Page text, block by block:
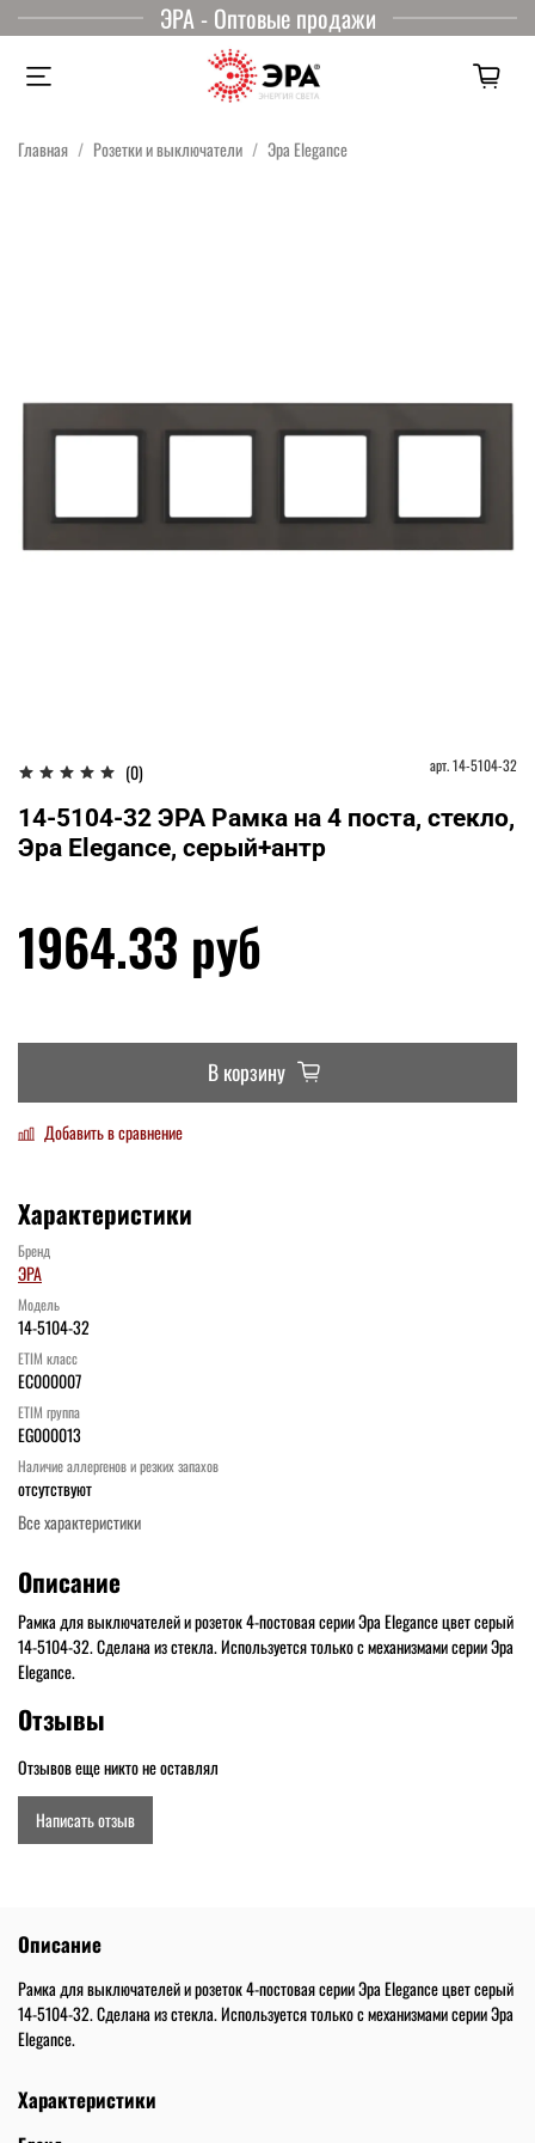
ЭРА - Оптовые продажи
Главная Розетки и выключатели Эра Elegance
(0) арт.14-5104-32
14-5104-32 ЭРА Рамка на 4 поста, стекло,
Эра Elegance, серый+антр
1964.33 руб
В корзину
Добавить в сравнение
Характеристики
Бренд
ЭРА
Модель
14-5104-32
ETIM класс
EC000007
ETIM группа
EG000013
Наличие аллергенов и резких запахов
отсутствуют
Все характеристики
Описание
Рамка для выключателей и розеток 4-постовая серии Эра Elegance цвет серый
14-5104-32. Сделана из стекла. Используется только с механизмами серии Эра
Elegance.
Отзывы
Отзывов еще никто не оставлял
Написать отзыв
Описание
Рамка для выключателей и розеток 4-постовая серии Эра Elegance цвет серый
14-5104-32. Сделана из стекла. Используется только с механизмами серии Эра
Elegance.
Характеристики